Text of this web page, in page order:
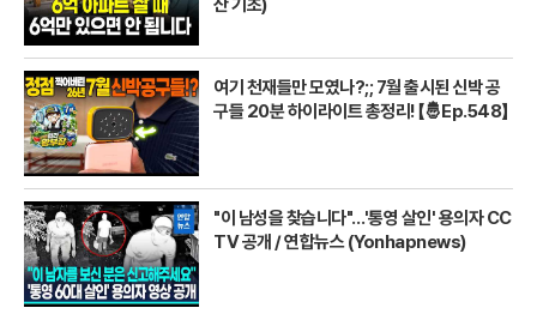
산 기초)
여기 천재들만 모였나?;; 7월 출시된 신박 공
구들 20분 하이라이트 총정리! 【🤴Ep.548】
"이 남성을 찾습니다"…'통영 살인' 용의자 CC
TV 공개 / 연합뉴스 (Yonhapnews)